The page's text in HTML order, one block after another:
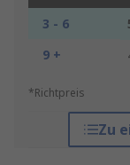
3 - 6
9 +
*Richtpreis
Zu